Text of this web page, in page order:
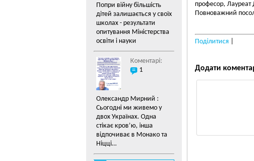
Попри війну більшість
дітей залишається у своїх
школах - результати
опитування Міністерства
освіти і науки
Коментарі:
1
Олександр Мирний :
Сьогодні ми живемо у
двох Українах. Одна
стікає кров’ю, інша
відпочиває в Монако та
Ніцці…
професор, Лауреат
Повноважний
Поділитися
Додати